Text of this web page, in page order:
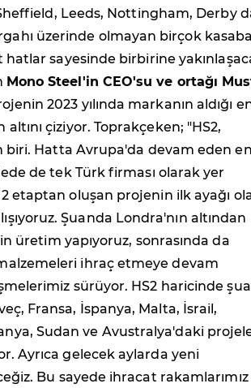
Leeds, Nottingham, Derby
üzerinde olmayan birçok
sayesinde birbirine
Mono Steel'in CEO'su ve ortağı
2023 yılında markanın aldığı
çiziyor. Toprakçeken; "HS2,
Hatta Avrupa'da devam eden
de tek Türk firması olarak yer
etaptan oluşan projenin ilk ayağı
Şuanda Londra'nın altından
üretim yapıyoruz, sonrasında da
ihraç etmeye devam
sürüyor. HS2 haricinde
Fransa, İspanya, Malta, İsrail,
Sudan ve Avustralya'daki
Ayrıca gelecek aylarda yeni
Bu sayede ihracat